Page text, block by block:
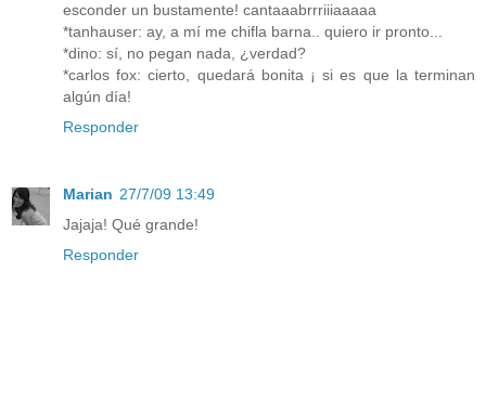
esconder un bustamente! cantaaabrrriiiaaaaa
*tanhauser: ay, a mí me chifla barna.. quiero ir pronto...
*dino: sí, no pegan nada, ¿verdad?
*carlos fox: cierto, quedará bonita ¡ si es que la terminan
algún día!
Responder
Marian 27/7/09 13:49
Jajaja! Qué grande!
Responder